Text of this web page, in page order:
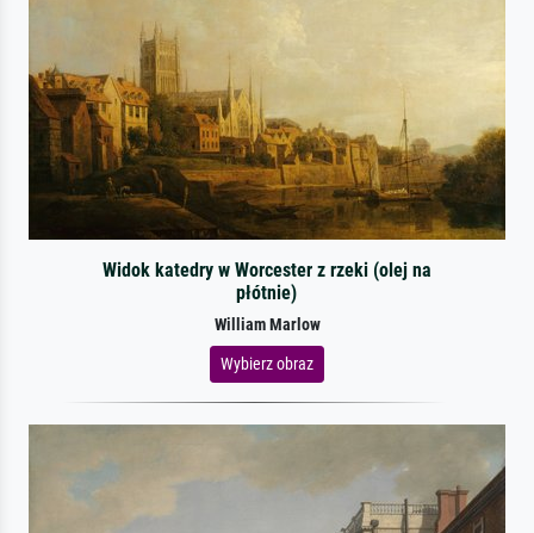
Widok katedry w Worcester z rzeki (olej na
płótnie)
William Marlow
Wybierz obraz